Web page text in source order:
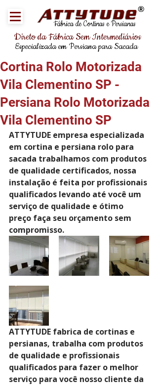
Fábrica de Cortinas e Persianas
®
Direto da Fábrica Sem Intermediários
Especializada em Persiana para Sacada
Cortina Rolo Motorizada
Vila Clementino SP -
Persiana Rolo Motorizada
Vila Clementino SP
ATTYTUDE empresa especializada
em cortina e persiana rolo para
sacada trabalhamos com produtos
de qualidade certificados, nossa
instalação é feita por profissionais
qualificados levando até você um
serviço de qualidade e ótimo
preço faça seu orçamento sem
compromisso.
ATTYTUDE fabrica de cortinas e
persianas, trabalha com produtos
de qualidade e profissionais
qualificados para fazer o melhor
serviço para você nosso cliente da